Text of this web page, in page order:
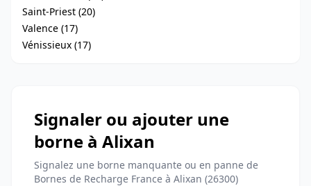
Saint-Priest (20)
Valence (17)
Vénissieux (17)
Signaler ou ajouter une
borne à Alixan
Signalez une borne manquante ou en panne de
Bornes de Recharge France à Alixan (26300)